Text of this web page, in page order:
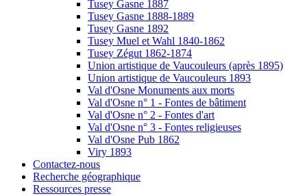
Tusey Gasne 1887
Tusey Gasne 1888-1889
Tusey Gasne 1892
Tusey Muel et Wahl 1840-1862
Tusey Zégut 1862-1874
Union artistique de Vaucouleurs (après 1895)
Union artistique de Vaucouleurs 1893
Val d'Osne Monuments aux morts
Val d'Osne n° 1 - Fontes de bâtiment
Val d'Osne n° 2 - Fontes d'art
Val d'Osne n° 3 - Fontes religieuses
Val d'Osne Pub 1862
Viry 1893
Contactez-nous
Recherche géographique
Ressources presse